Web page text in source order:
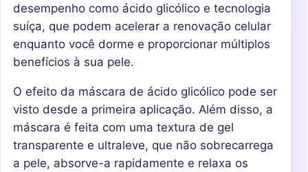
desempenho como ácido glicólico e tecnologia
suíça, que podem acelerar a renovação celular
enquanto você dorme e proporcionar múltiplos
benefícios à sua pele.
O efeito da máscara de ácido glicólico pode ser
visto desde a primeira aplicação. Além disso, a
máscara é feita com uma textura de gel
transparente e ultraleve, que não sobrecarrega
a pele, absorve-a rapidamente e relaxa os